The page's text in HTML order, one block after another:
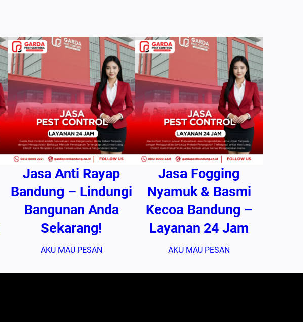
Jasa Anti Rayap
Bandung – Lindungi
Bangunan Anda
Sekarang!
AKU MAU PESAN
Jasa Fogging
Nyamuk & Basmi
Kecoa Bandung –
Layanan 24 Jam
AKU MAU PESAN